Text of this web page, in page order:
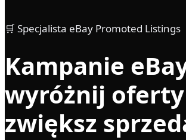
🛒 Specjalista eBay Promoted Listings
Kampanie
wyróżnij
zwiększ